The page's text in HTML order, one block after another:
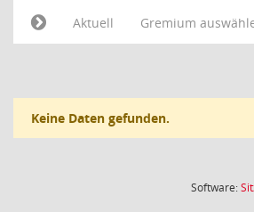
Aktuell
Gremium
Keine Daten gefunden.
Software: